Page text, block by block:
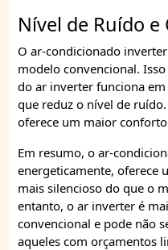
Nível de Ruído
O ar-condicionado
modelo convencional.
do ar inverter funciona
que reduz o nível de
oferece um maior
Em resumo, o ar-
energeticamente, oferece
mais silencioso do que o
entanto, o ar inverter é
convencional e pode não
aqueles com orçamentos